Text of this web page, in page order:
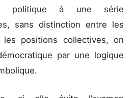
politique à une série
sans distinction entre les
les positions collectives, on
par une logique